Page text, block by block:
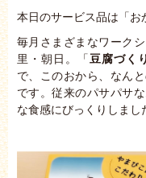
本日のサービス品は「お
毎月さまざまなワーク
里・朝日。「豆腐づく
で、このおから、なん
です。従来のパサパサ
な食感にびっくりしまし